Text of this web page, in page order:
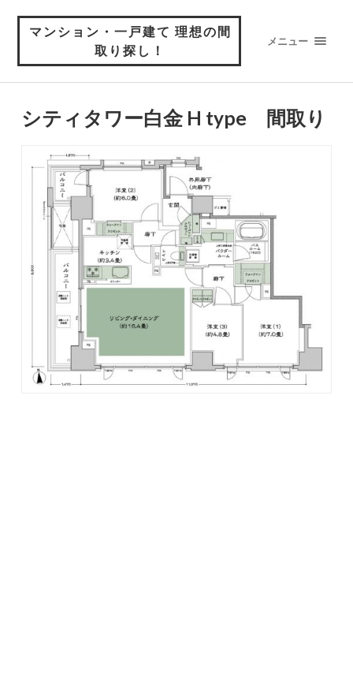
マンション・一戸建て 理想の間
取り探し！
メニュー
シティタワー白金 H type 間取り